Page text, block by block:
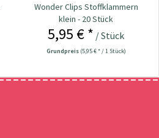
Wonder Clips Stoffklammern
klein - 20 Stück
5,95 € * / Stück
Grundpreis (5,95 € * / 1 Stück)